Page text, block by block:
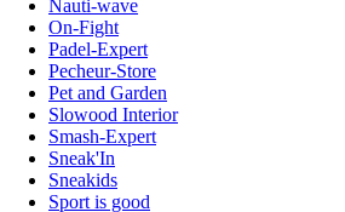
Nauti-wave
On-Fight
Padel-Expert
Pecheur-Store
Pet and Garden
Slowood Interior
Smash-Expert
Sneak'In
Sneakids
Sport is good